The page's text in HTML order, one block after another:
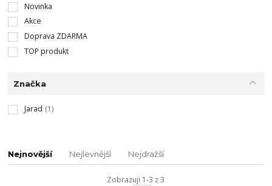
Novinka
Akce
Doprava ZDARMA
TOP produkt
Značka
Jarad (1)
Nejnovější Nejlevnější Nejdražší
Zobrazuji 1-3 z 3